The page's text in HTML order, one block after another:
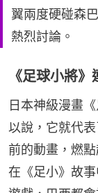
翼兩度硬碰森
熱烈討論。
《足球小將
日本神級漫畫
以說，它就代
前的動畫，燃
在《足小》故